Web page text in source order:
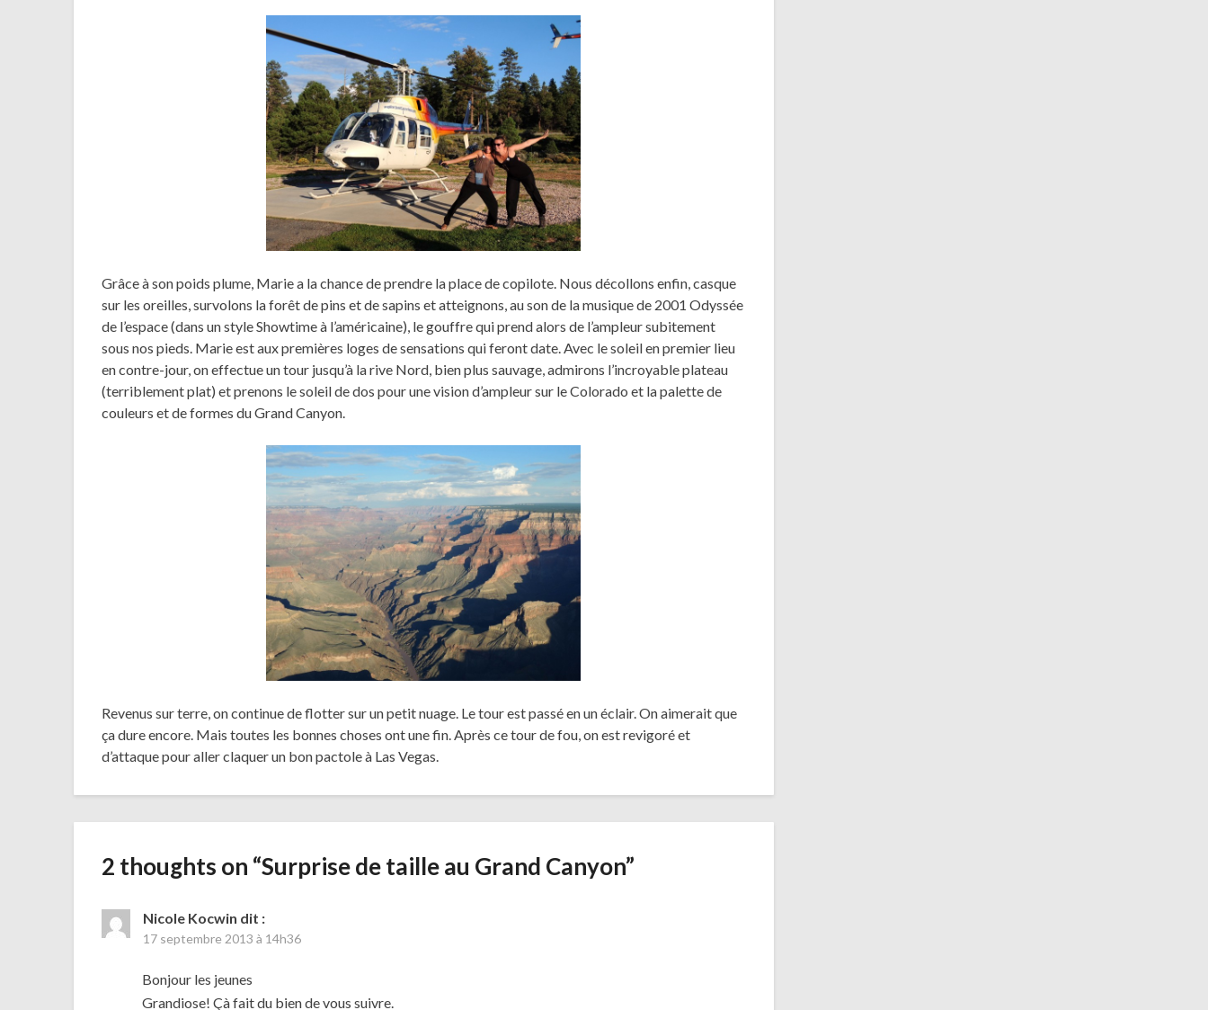
Grâce à son poids plume, Marie a la chance de prendre la place de copilote. Nous décollons enfin, casque
sur les oreilles, survolons la forêt de pins et de sapins et atteignons, au son de la musique de 2001 Odyssée
de l’espace (dans un style Showtime à l’américaine), le gouffre qui prend alors de l’ampleur subitement
sous nos pieds. Marie est aux premières loges de sensations qui feront date. Avec le soleil en premier lieu
en contre-jour, on effectue un tour jusqu’à la rive Nord, bien plus sauvage, admirons l’incroyable plateau
(terriblement plat) et prenons le soleil de dos pour une vision d’ampleur sur le Colorado et la palette de
couleurs et de formes du Grand Canyon.
Revenus sur terre, on continue de flotter sur un petit nuage. Le tour est passé en un éclair. On aimerait que
ça dure encore. Mais toutes les bonnes choses ont une fin. Après ce tour de fou, on est revigoré et
d’attaque pour aller claquer un bon pactole à Las Vegas.
2 thoughts on “Surprise de taille au Grand Canyon”
Nicole Kocwin dit :
17 septembre 2013 à 14h36
Bonjour les jeunes
Grandiose! Çà fait du bien de vous suivre.